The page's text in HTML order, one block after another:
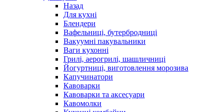
Назад
Для кухні
Блендери
Вафельниці, бутербродниці
Вакуумні пакувальники
Ваги кухонні
Грилі, аерогрилі, шашличниці
Йогуртниці, виготовлення морозива
Капучинатори
Кавоварки
Кавоварки та аксесуари
Кавомолки